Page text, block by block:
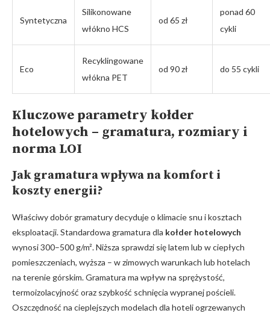
Syntetyczna
Silikonowane
włókno HCS
od 65 zł
ponad 60
cykli
Eco
Recyklingowane
włókna PET
od 90 zł do 55 cykli
Kluczowe parametry kołder
hotelowych – gramatura, rozmiary i
norma LOI
Jak gramatura wpływa na komfort i
koszty energii?
Właściwy dobór gramatury decyduje o klimacie snu i kosztach
eksploatacji. Standardowa gramatura dla kołder hotelowych
wynosi 300–500 g/m². Niższa sprawdzi się latem lub w ciepłych
pomieszczeniach, wyższa – w zimowych warunkach lub hotelach
na terenie górskim. Gramatura ma wpływ na sprężystość,
termoizolacyjność oraz szybkość schnięcia wypranej pościeli.
Oszczędność na cieplejszych modelach dla hoteli ogrzewanych